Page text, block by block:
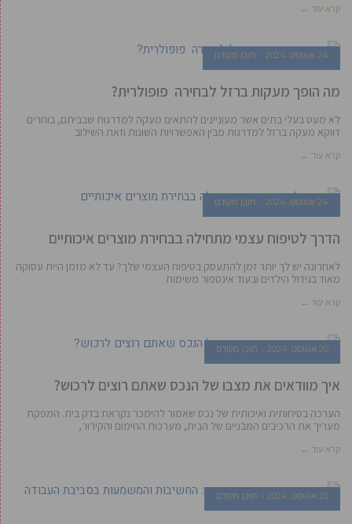
קרא עוד ←
24 אוגוסט, 2024 תוכן מקודם
מה הופך מעקות ברזל לבחירה פופולרית?
לא מעט בעלי בתים אשר מעוניינים להתאים מעקה למדרגות שבביתם, בוחרים
דווקא מעקה ברזל למדרגות מבין האפשרויות השונות וזאת השילוב
קרא עוד ←
24 אוגוסט, 2024 תוכן מקודם
הדרך לטיפוח עצמי מתחילה בבחירת מוצרים איכותיים
לאחרונה יש לך יותר זמן להתעסק בטיפוח העצמי שלך? עד לא מזמן היית עסוקה
מאוד בגידול הילדים ובעוד אינספור משימות
קרא עוד ←
20 אוגוסט, 2024 תוכן מקודם
איך מוודאים את מצבו של הנכס שאתם רוצים לרכוש?
הערכה בטיחותית ואיכותית של נכס שאמור להימכר נקראת בדק בית. המפקח
מעריך את הרכיבים המבניים של הבית, מערכות החימום והקירור,
קרא עוד ←
20 אוגוסט, 2024 תוכן מקודם